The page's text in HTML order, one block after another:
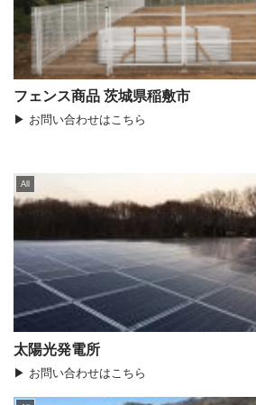
フェンス商品 茨城県稲敷市
▶ お問い合わせはこちら
All
太陽光発電所
▶ お問い合わせはこちら